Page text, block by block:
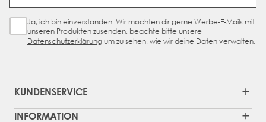
Sign Up Checkbox
Ja, ich bin einverstanden. Wir möchten dir gerne Werbe-E-Mails mit
unseren Produkten zusenden, beachte bitte unsere
Datenschutzerklärungum zu sehen, wie wir deine Daten verwalten.
KUNDENSERVICE
INFORMATION